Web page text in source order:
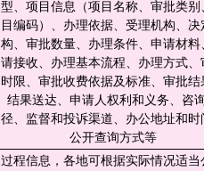
型、项目信息（项目名称、审批类别
目编码）、办理依据、受理机构、决
构、审批数量、办理条件、申请材料
请接收、办理基本流程、办理方式、
时限、审批收费依据及标准、审批结
结果送达、申请人权利和义务、咨
径、监督和投诉渠道、办公地址和时
公开查询方式等
过程信息，各地可根据实际情况适当